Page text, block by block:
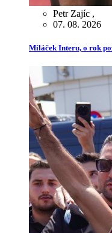
Petr Zajíc ,
07. 08. 2026
Miláček Interu, o rok